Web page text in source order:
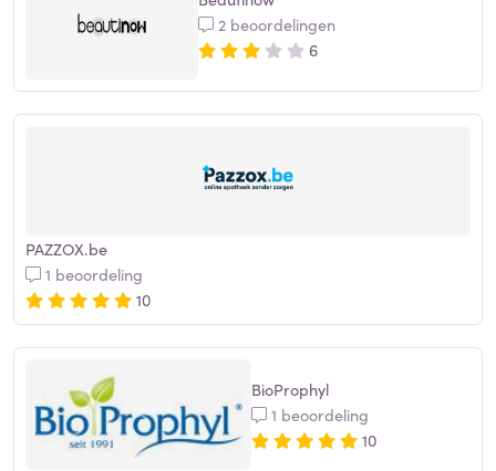
2 beoordelingen
6
PAZZOX.be
1 beoordeling
10
BioProphyl
1 beoordeling
10